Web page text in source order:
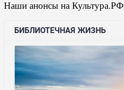
Наши анонсы на Культура.РФ